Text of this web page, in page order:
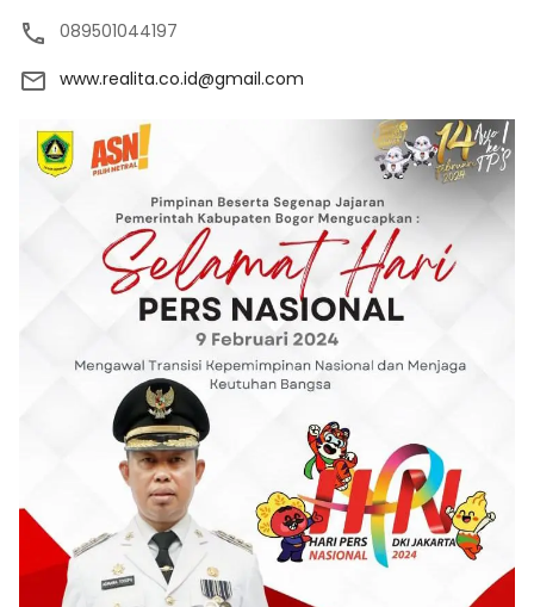
089501044197
www.realita.co.id@gmail.com